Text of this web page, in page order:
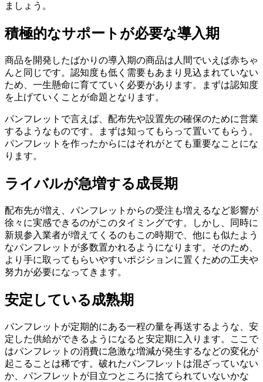
ましょう。
積極的なサポートが必要な導入期
商品を開発したばかりの導入期の商品は人間でいえば赤ちゃ
んと同じです。認知度も低く需要もあまり見込まれていない
ため、一生懸命に育てていく必要があります。
まずは認知度
を上げていくことが命題となります。
パンフレットで言えば、配布先や設置先の確保のために営業
するようなものです。まずは知ってもらって置いてもらう。
パンフレットを作ったからにはそれがとても重要なことにな
ります。
ライバルが急増する成長期
配布先が増え、パンフレットからの受注も増えるなど影響が
徐々に実感できるのがこのタイミングです。しかし、同時に
新規参入業者が増えてくるのもこの時期で、他にも似たよう
なパンフレットが多数置かれるようになります。そのため、
より手に取ってもらいやすいポジションに置くための工夫や
努力が必要になってきます。
安定している成熟期
パンフレットが定期的にある一程の量を再送するような、安
定した供給ができるようになると安定期に入ります。ここで
はパンフレットの消費に急激な増減が発生するなどの変化が
起こることは稀です。 破れたパンフレットは混ざっていない
か、パンフレットが目立つところに捨てられていないかな